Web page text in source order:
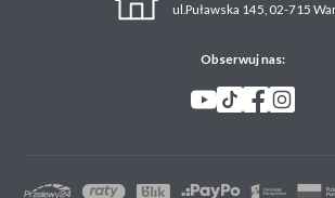
ul.Puławska 145, 02-715
Obserwuj nas: